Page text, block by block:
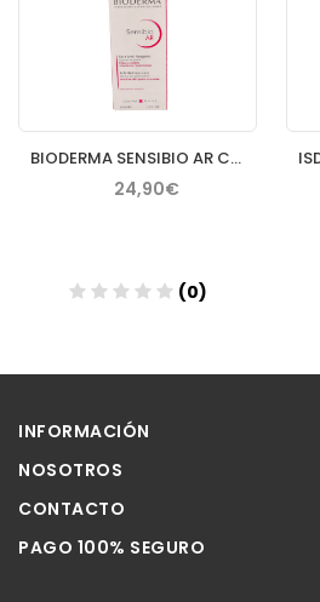
BIODERMA SENSIBIO AR CREMA 40 ML
24,90€
(0)
INFORMACIÓN
NOSOTROS
CONTACTO
PAGO 100% SEGURO